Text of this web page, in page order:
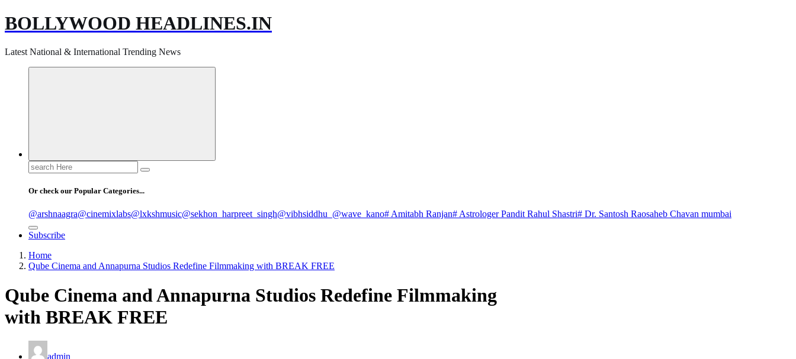
BOLLYWOOD HEADLINES.IN
Latest National & International Trending News
Search
for:
Or check our Popular Categories...
@arshnaagra@cinemixlabs@lxkshmusic@sekhon_harpreet_singh@vibhsiddhu_ @wave_kano# Amitabh Ranjan# Astrologer Pandit Rahul Shastri# Dr. Santosh Raosaheb Chavan mumbai
Subscribe
Home
Qube Cinema and Annapurna Studios Redefine Filmmaking with BREAK FREE
Qube Cinema and Annapurna Studios Redefine Filmmaking
with BREAK FREE
admin